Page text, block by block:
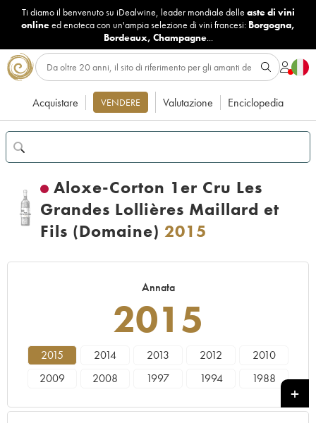
Ti diamo il benvenuto su iDealwine, leader mondiale delle aste di vini
onlineed enoteca con un'ampia selezione di vini francesi: Borgogna,
Bordeaux, Champagne...
Acquistare VENDERE Valutazione Enciclopedia
Aloxe-Corton 1er Cru Les
Grandes Lollières Maillard et
Fils (Domaine) 2015
Annata
2015
2015 2014 2013 2012
2010
2009
2008 1997 1994 1988